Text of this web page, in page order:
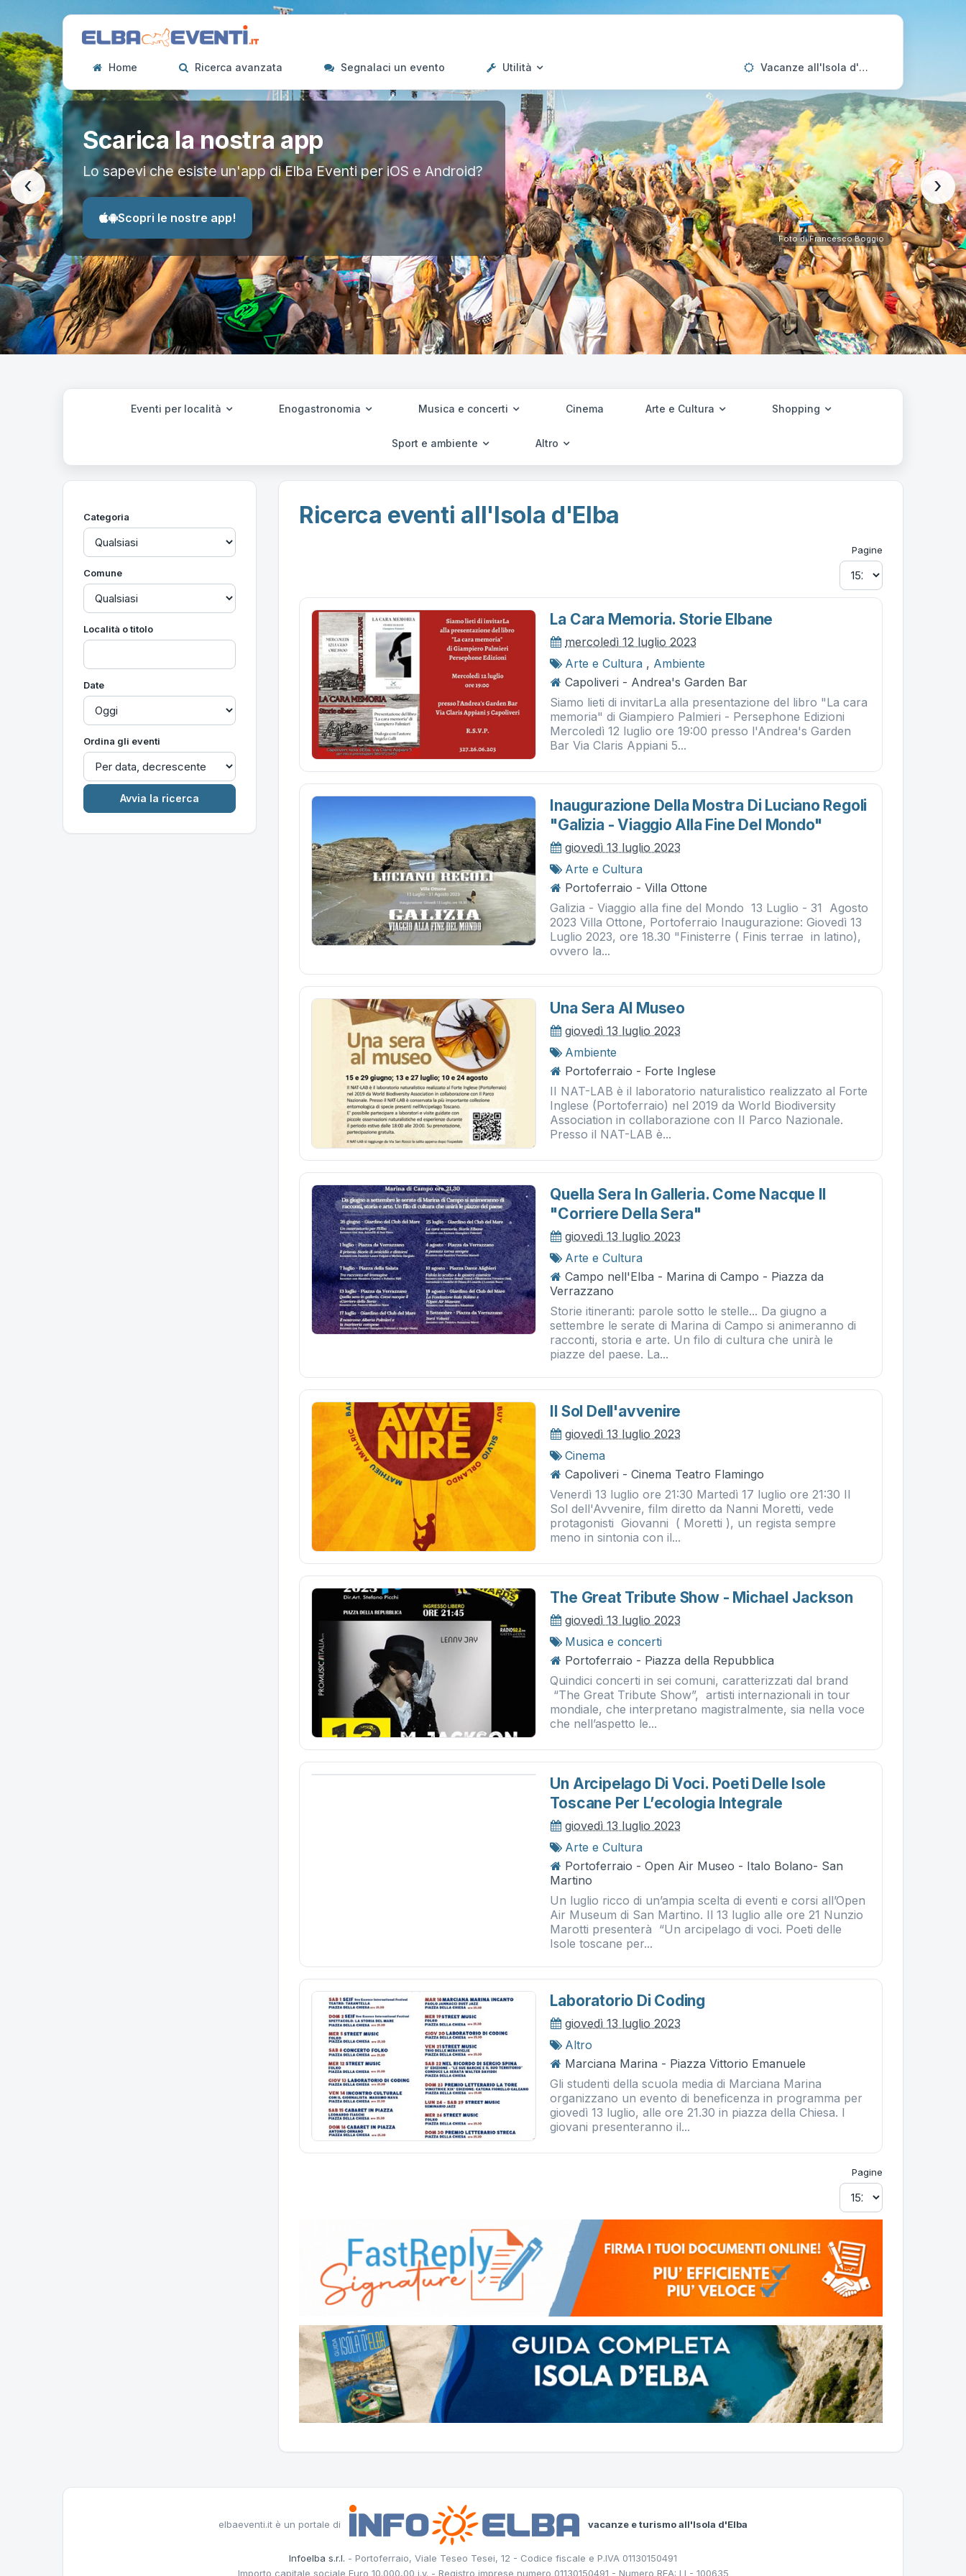
Home Ricerca avanzata Segnalaci un evento Utilità Vacanze all'Isola d'Elba
Scarica la nostra app
Lo sapevi che esiste un'app di Elba Eventi per iOS e Android?
Scopri le nostre app!
Foto di Francesco Boggio
‹ ›
Eventi per località Enogastronomia Musica e concerti Cinema Arte e Cultura Shopping
Sport e ambiente Altro
Categoria
Comune
Località o titolo
Date
Ordina gli eventi
Ricerca eventi all'Isola d'Elba
Pagine
La Cara Memoria. Storie Elbane
mercoledì 12 luglio 2023
Arte e Cultura , Ambiente
Capoliveri - Andrea's Garden Bar
Siamo lieti di invitarLa alla presentazione del libro "La cara
memoria" di Giampiero Palmieri - Persephone Edizioni
Mercoledì 12 luglio ore 19:00 presso l'Andrea's Garden
Bar Via Claris Appiani 5...
Inaugurazione Della Mostra Di Luciano Regoli
"galizia - Viaggio Alla Fine Del Mondo"
giovedì 13 luglio 2023
Arte e Cultura
Portoferraio - Villa Ottone
Galizia - Viaggio alla fine del Mondo ​ 13 Luglio - 31 Agosto
2023 Villa Ottone, Portoferraio Inaugurazione: Giovedì 13
Luglio 2023, ore 18.30 "Finisterre ( Finis terrae in latino),
ovvero la...
Una Sera Al Museo
giovedì 13 luglio 2023
Ambiente
Portoferraio - Forte Inglese
II NAT-LAB è il laboratorio naturalistico realizzato al Forte
Inglese (Portoferraio) nel 2019 da World Biodiversity
Association in collaborazione con II Parco Nazionale.
Presso il NAT-LAB è...
Quella Sera In Galleria. Come Nacque Il
"corriere Della Sera"
giovedì 13 luglio 2023
Arte e Cultura
Campo nell'Elba - Marina di Campo - Piazza da
Verrazzano
Storie itineranti: parole sotto le stelle... Da giugno a
settembre le serate di Marina di Campo si animeranno di
racconti, storia e arte. Un filo di cultura che unirà le
piazze del paese. La...
Il Sol Dell'avvenire
giovedì 13 luglio 2023
Cinema
Capoliveri - Cinema Teatro Flamingo
Venerdì 13 luglio ore 21:30 Martedì 17 luglio ore 21:30 Il
Sol dell'Avvenire, film diretto da Nanni Moretti, vede
protagonisti Giovanni ( Moretti ), un regista sempre
meno in sintonia con il...
The Great Tribute Show - Michael Jackson
giovedì 13 luglio 2023
Musica e concerti
Portoferraio - Piazza della Repubblica
Quindici concerti in sei comuni, caratterizzati dal brand
“The Great Tribute Show”, artisti internazionali in tour
mondiale, che interpretano magistralmente, sia nella voce
che nell’aspetto le...
Un Arcipelago Di Voci. Poeti Delle Isole
Toscane Per L’ecologia Integrale
giovedì 13 luglio 2023
Arte e Cultura
Portoferraio - Open Air Museo - Italo Bolano- San
Martino
Un luglio ricco di un’ampia scelta di eventi e corsi all’Open
Air Museum di San Martino. Il 13 luglio alle ore 21 Nunzio
Marotti presenterà “Un arcipelago di voci. Poeti delle
Isole toscane per...
Laboratorio Di Coding
giovedì 13 luglio 2023
Altro
Marciana Marina - Piazza Vittorio Emanuele
Gli studenti della scuola media di Marciana Marina
organizzano un evento di beneficenza in programma per
giovedì 13 luglio, alle ore 21.30 in piazza della Chiesa. I
giovani presenteranno il...
Pagine
elbaeventi.it è un portale di vacanze e turismo all'Isola d'Elba
Infoelba s.r.l. - Portoferraio, Viale Teseo Tesei, 12 - Codice fiscale e P.IVA 01130150491
Importo capitale sociale Euro 10.000,00 i.v. - Registro imprese numero 01130150491 - Numero REA: LI - 100635